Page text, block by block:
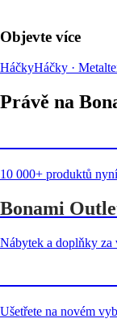
Objevte více
HáčkyHáčky ·
Právě na
10 000+ produktů
Bonami
Nábytek a doplňky za
Ušetřete na novém